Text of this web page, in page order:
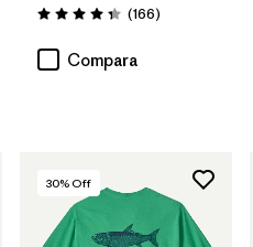
Valoración: 4.4 / 5
(166Comentarios
)
Compara
30% Off